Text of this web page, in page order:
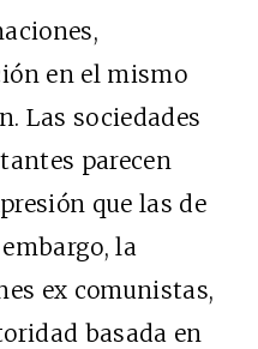
en el mismo
Las sociedades
parecen
que las de
la
ex comunistas,
basada en